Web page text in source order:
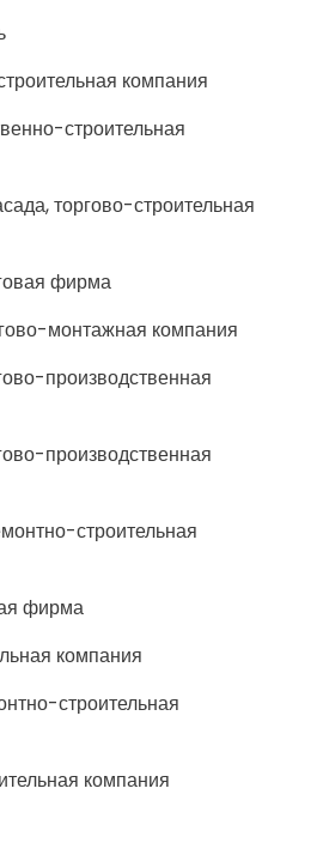
компания
строительная
торгово-строительная
фирма
монтажная компания
производственная
производственная
строительная
фирма
компания
строительная
компания